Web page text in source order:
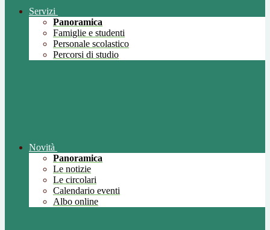
Servizi
Panoramica
Famiglie e studenti
Personale scolastico
Percorsi di studio
Novità
Panoramica
Le notizie
Le circolari
Calendario eventi
Albo online